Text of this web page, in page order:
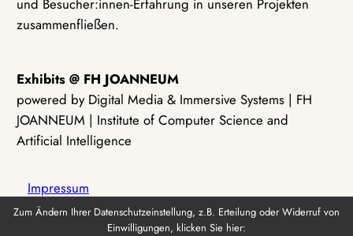
und Besucher:innen-Erfahrung in unseren Projekten
zusammenfließen.
Exhibits @ FH JOANNEUM
powered by Digital Media & Immersive Systems | FH
JOANNEUM | Institute of Computer Science and
Artificial Intelligence
Impressum
Zum Ändern Ihrer Datenschutzeinstellung, z.B. Erteilung oder Widerruf von
Einwilligungen, klicken Sie hier: